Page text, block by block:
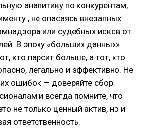
аналитику по конкурентам,
, не опасаясь внезапных
или судебных исков от
В эпоху «больших данных»
кто парсит больше, а тот, кто
легально и эффективно. Не
ошибок — доверяйте сбор
и всегда помните, что
не только ценный актив, но и
ответственность.